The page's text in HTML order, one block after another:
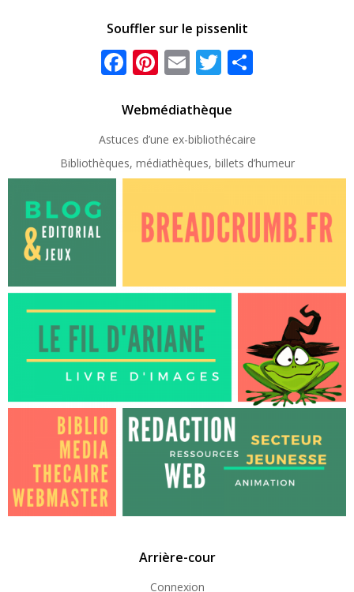
Souffler sur le pissenlit
Facebook
Pinterest
EmailTwitter
Webmédiathèque
Astuces d’une ex-bibliothécaire
Bibliothèques, médiathèques, billets d’humeur
Arrière-cour
Connexion